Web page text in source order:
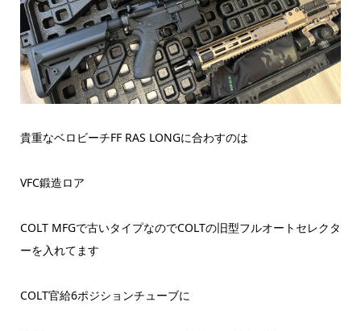
貴重なベロビーチFF RAS LONGに合わすのは
VFC鍛造ロア
COLT MFGで古いタイプなのでCOLTの旧型フルオートセレクタ
ーを入れてます
COLT官給6ポジションチューブに